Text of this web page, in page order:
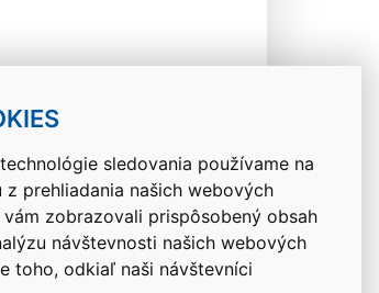
sledovania používame na
prehliadania našich webových
zobrazovali prispôsobený obsah
návštevnosti našich webových
toho, odkiaľ naši návštevníci
Návrat hore